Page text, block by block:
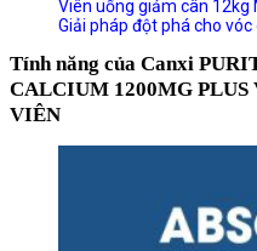
Viên uống giảm cân 12kg
Giải pháp đột phá cho
Tính năng của Canxi
CALCIUM 1200MG
VIÊN